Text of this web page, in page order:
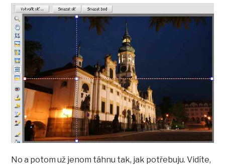
No a potom už jenom táhnu tak, jak potřebuju. Vidíte,